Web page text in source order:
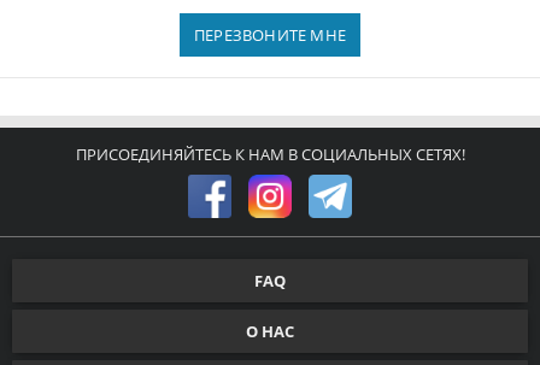
ПЕРЕЗВОНИТЕ МНЕ
ПРИСОЕДИНЯЙТЕСЬ К НАМ В СОЦИАЛЬНЫХ СЕТЯХ!
FAQ
О НАС